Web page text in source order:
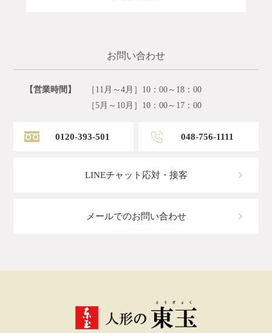
お問い合わせ
【営業時間】
［11月～4月］10：00～18：00
［5月～10月］10：00～17：00
0120-393-501 048-756-1111
LINEチャット応対・接客
メールでのお問い合わせ